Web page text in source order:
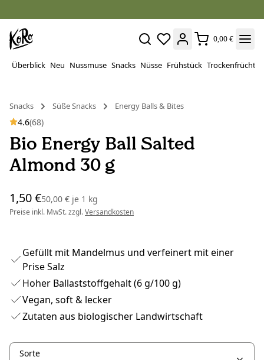
0,00 €
Überblick Neu Nussmuse Snacks Nüsse Frühstück Trockenfrüchte
Snacks
Süße Snacks Energy Balls & Bites
4.6(68)
Bio Energy Ball Salted
Almond 30 g
1,50 €50,00 € je 1 kg
Preise inkl. MwSt. zzgl.Versandkosten
Gefüllt mit Mandelmus und verfeinert mit einer
Prise Salz
Hoher Ballaststoffgehalt (6 g/100 g)
Vegan, soft & lecker
Zutaten aus biologischer Landwirtschaft
Sorte